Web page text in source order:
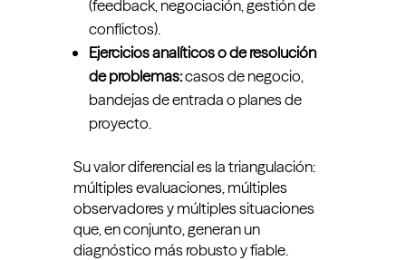
(feedback, negociación, gestión de
conflictos).
Ejercicios analíticos o de resolución
de problemas:casos de negocio,
bandejas de entrada o planes de
proyecto.
Su valor diferencial es la triangulación:
múltiples evaluaciones, múltiples
observadores y múltiples situaciones
que, en conjunto, generan un
diagnóstico más robusto y fiable.